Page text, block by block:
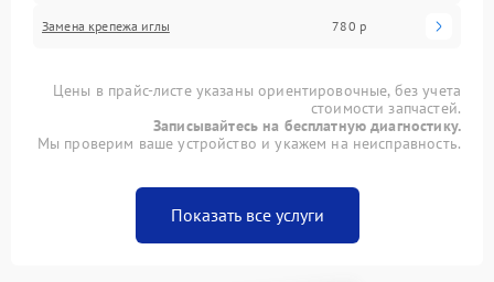
Замена крепежа иглы 780 р
Цены в прайс-листе указаны ориентировочные, без учета
стоимости запчастей.
Записывайтесь на бесплатную диагностику.
Мы проверим ваше устройство и укажем на неисправность.
Показать все услуги